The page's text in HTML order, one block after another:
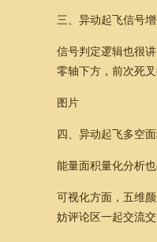
三、异动起飞信号
信号判定逻辑也很
零轴下方，前次死
图片
四、异动起飞多空
能量面积量化分析
可视化方面，五维
妨评论区一起交流交